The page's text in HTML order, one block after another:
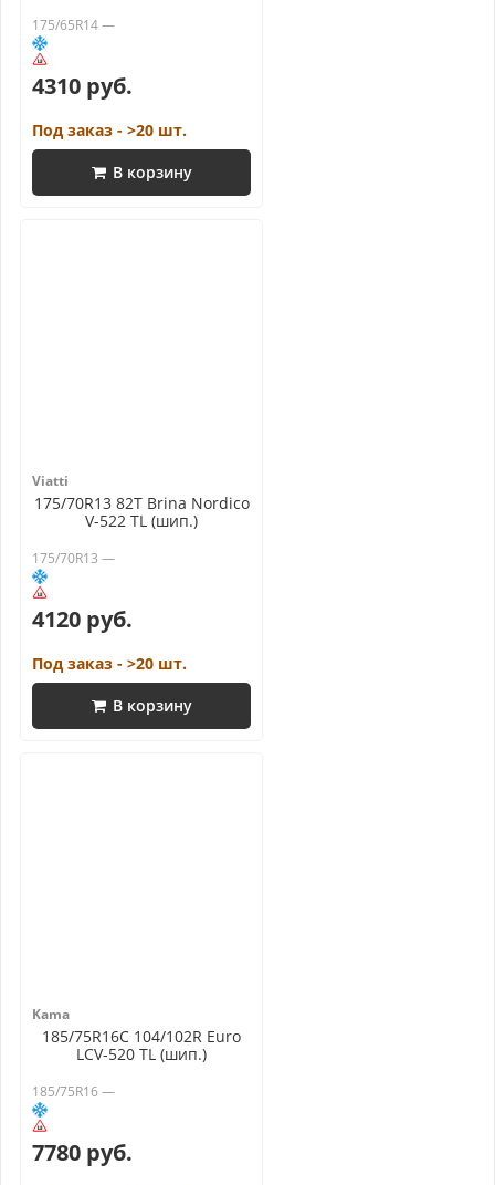
175/65R14 —
4310 руб.
Под заказ - >20 шт.
В корзину
Viatti
175/70R13 82T Brina Nordico
V-522 TL (шип.)
175/70R13 —
4120 руб.
Под заказ - >20 шт.
В корзину
Kama
185/75R16C 104/102R Euro
LCV-520 TL (шип.)
185/75R16 —
7780 руб.